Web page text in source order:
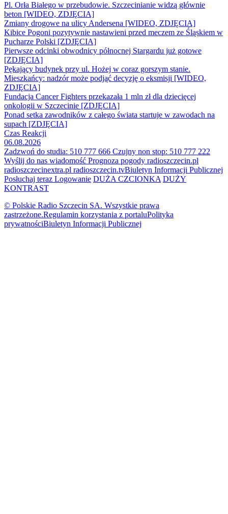
Pl. Orła Białego w przebudowie. Szczecinianie widzą głównie
beton [WIDEO, ZDJĘCIA]
Zmiany drogowe na ulicy Andersena [WIDEO, ZDJĘCIA]
Kibice Pogoni pozytywnie nastawieni przed meczem ze Śląskiem w
Pucharze Polski [ZDJĘCIA]
Pierwsze odcinki obwodnicy północnej Stargardu już gotowe
[ZDJĘCIA]
Pękający budynek przy ul. Hożej w coraz gorszym stanie.
Mieszkańcy: nadzór może podjąć decyzję o eksmisji [WIDEO,
ZDJĘCIA]
Fundacja Cancer Fighters przekazała 1 mln zł dla dziecięcej
onkologii w Szczecinie [ZDJĘCIA]
Ponad setka zawodników z całego świata startuje w zawodach na
supach [ZDJĘCIA]
Czas Reakcji
06.08.2026
Zadzwoń do studia: 510 777 666 Czujny non stop: 510 777 222
Wyślij do nas wiadomość Prognoza pogody radioszczecin.pl
radioszczecinextra.pl radioszczecin.tvBiuletyn Informacji Publicznej
Posłuchaj teraz Logowanie DUŻA CZCIONKA DUŻY
KONTRAST
© Polskie Radio Szczecin SA. Wszystkie prawa
zastrzeżone.Regulamin korzystania z portaluPolityka
prywatnościBiuletyn Informacji Publicznej